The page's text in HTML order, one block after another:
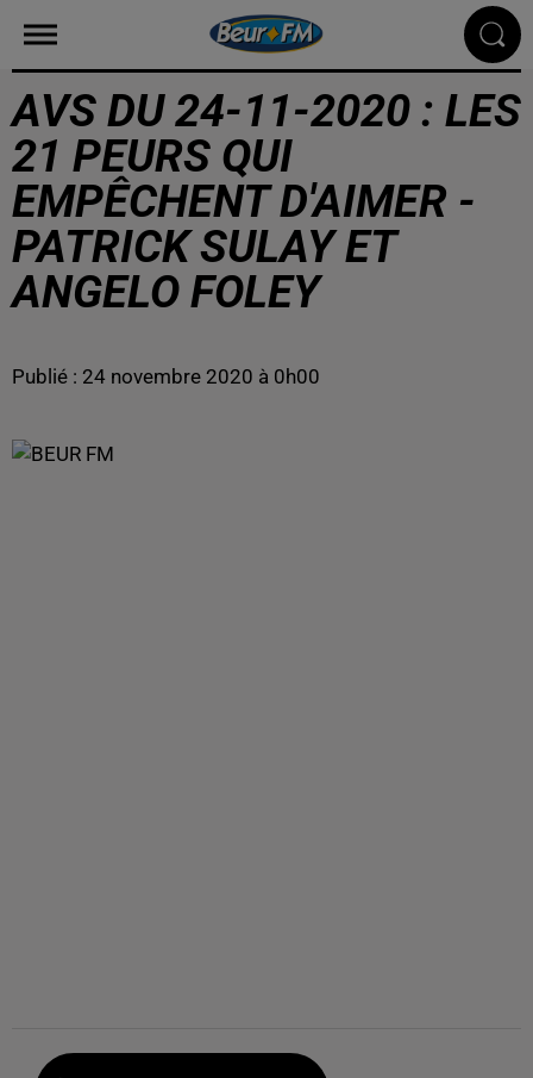
AVS DU 24-11-2020 : LES
21 PEURS QUI
EMPÊCHENT D'AIMER -
PATRICK SULAY ET
ANGELO FOLEY
Publié : 24 novembre 2020 à 0h00